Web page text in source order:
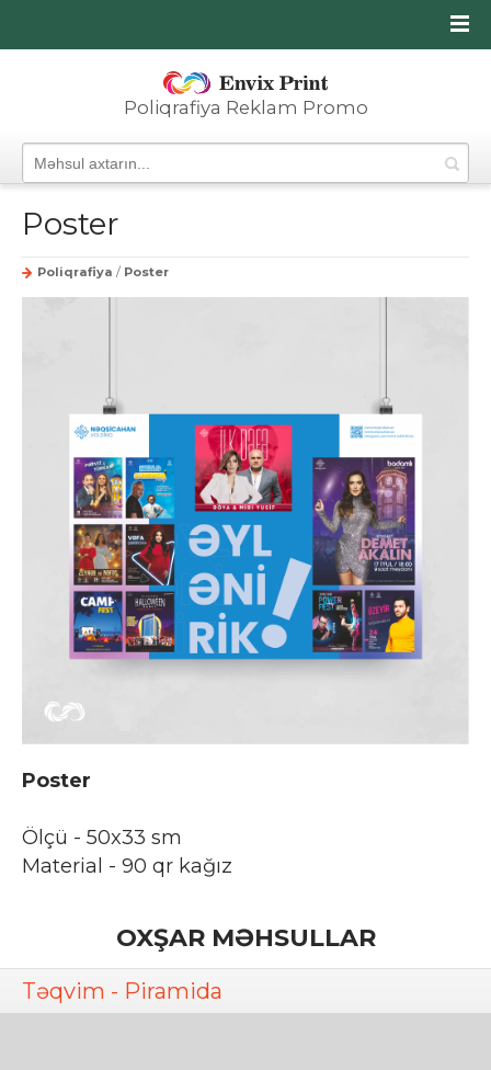
Poliqrafiya Reklam Promo
Poster
Poliqrafiya / Poster
Poster
Ölçü - 50x33 sm
Material - 90 qr kağız
OXŞAR MƏHSULLAR
Təqvim - Piramida